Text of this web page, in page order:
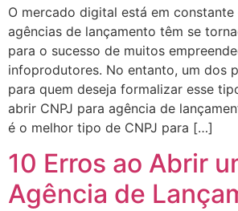
O mercado digital está em constante
agências de lançamento têm se
para o sucesso de muitos
infoprodutores. No entanto, um dos
para quem deseja formalizar esse
abrir CNPJ para agência de
é o melhor tipo de CNPJ para […]
10 Erros ao Abrir
Agência de